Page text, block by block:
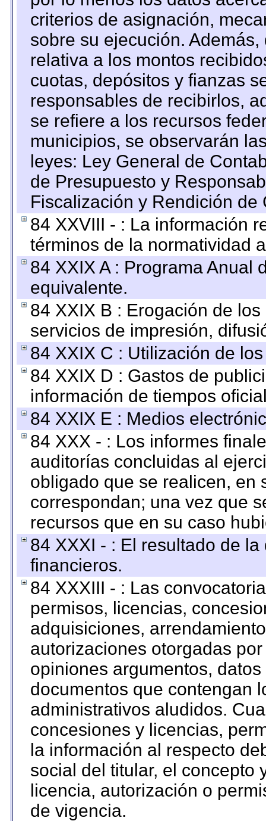
criterios de asignación,
sobre su ejecución.
relativa a los montos
cuotas, depósitos y fianzas
responsables de recibirlos,
se refiere a los recursos
municipios, se observarán
leyes: Ley General de
de Presupuesto y
Fiscalización y Rendición
84 XXVIII - : La información
términos de la normatividad
84 XXIX A : Programa Anual
equivalente.
84 XXIX B : Erogación de
servicios de impresión,
84 XXIX C : Utilización de
84 XXIX D : Gastos de
información de tiempos
84 XXIX E : Medios
84 XXX - : Los informes
auditorías concluidas al
obligado que se realicen, en
correspondan; una vez que
recursos que en su caso
84 XXXI - : El resultado de
financieros.
84 XXXIII - : Las
permisos, licencias,
adquisiciones,
autorizaciones otorgadas
opiniones argumentos,
documentos que contengan
administrativos aludidos.
concesiones y licencias,
la información al respecto
social del titular, el concepto
licencia, autorización o
de vigencia.